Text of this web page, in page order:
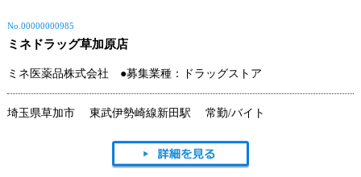
No.00000000985
ミネドラッグ草加原店
ミネ医薬品株式会社 ●募集業種：ドラッグストア
埼玉県草加市 東武伊勢崎線新田駅 常勤/バイト